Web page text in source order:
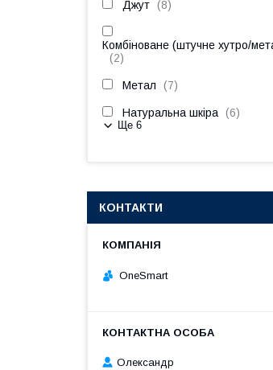
Джут 8
Комбіноване (штучне хутро/
2
Метал 7
Натуральна шкіра 6
Ще 6
КОНТАКТИ
OneSmart
Олександр